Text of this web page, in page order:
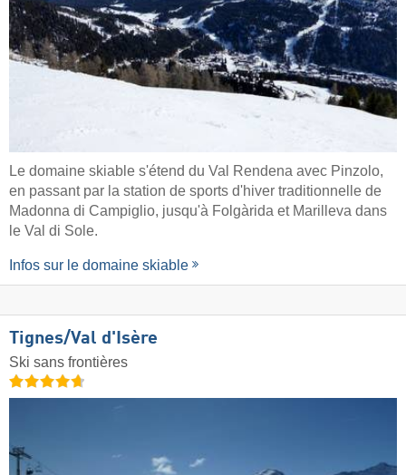
Le domaine skiable s'étend du Val Rendena avec Pinzolo,
en passant par la station de sports d'hiver traditionnelle de
Madonna di Campiglio, jusqu'à Folgàrida et Marilleva dans
le Val di Sole.
Infos sur le domaine skiable
Tignes/​Val d'Isère
Ski sans frontières